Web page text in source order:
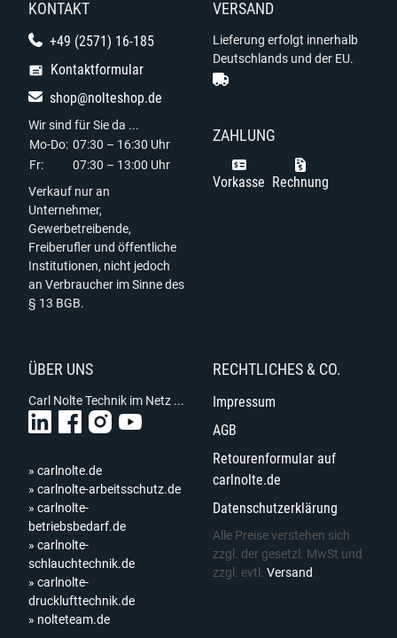
KONTAKT
+49 (2571) 16-185
Kontaktformular
shop@nolteshop.de
Wir sind für Sie da ...
Mo-Do: 07:30 – 16:30 Uhr
Fr:
07:30 – 13:00 Uhr
Verkauf nur an
Unternehmer,
Gewerbetreibende,
Freiberufler und öffentliche
Institutionen, nicht jedoch
an Verbraucher im Sinne des
§ 13 BGB.
VERSAND
Lieferung erfolgt innerhalb
Deutschlands und der EU.
ZAHLUNG
Vorkasse Rechnung
ÜBER UNS
Carl Nolte Technik im Netz ...
» carlnolte.de
» carlnolte-arbeitsschutz.de
» carlnolte-
betriebsbedarf.de
» carlnolte-
schlauchtechnik.de
» carlnolte-
drucklufttechnik.de
» nolteteam.de
RECHTLICHES & CO.
Impressum
AGB
Retourenformular auf
carlnolte.de
Datenschutzerklärung
Alle Preise verstehen sich
zzgl. der gesetzl. MwSt und
zzgl. evtl. Versand